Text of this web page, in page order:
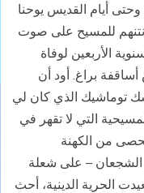
أيام القديس يوحنا
للمسيح على صوت
الأربعين لوفاة
براغ. أود أن
توماشيك الذي كان لي
التي لا تقهر في
من الكهنة
الشجعان – على شعلة
الحرية الدينية، أحث